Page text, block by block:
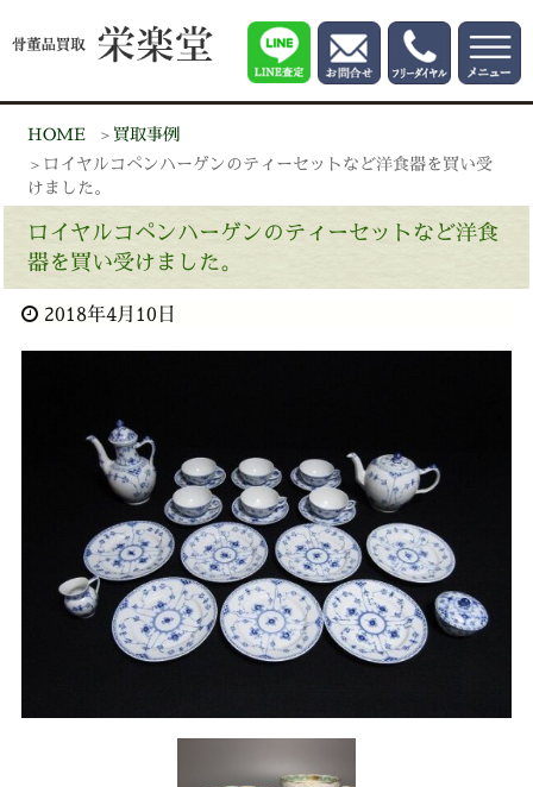
HOME
買取事例
ロイヤルコペンハーゲンのティーセットなど洋食器を買い受
けました。
ロイヤルコペンハーゲンのティーセットなど洋食
器を買い受けました。
2018年4月10日